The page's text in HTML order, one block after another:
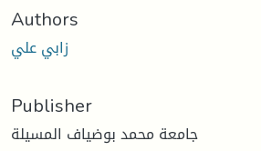
Authors
زابي علي
Publisher
جامعة محمد بوضياف المسيلة